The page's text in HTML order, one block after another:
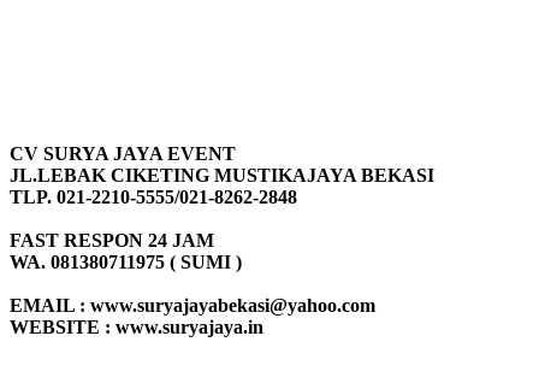
CV SURYA JAYA EVENT
JL.LEBAK CIKETING MUSTIKAJAYA BEKASI
TLP. 021-2210-5555/021-8262-2848
FAST RESPON 24 JAM
WA. 081380711975 ( SUMI )
EMAIL : www.suryajayabekasi@yahoo.com
WEBSITE : www.suryajaya.in